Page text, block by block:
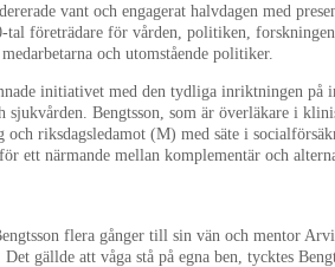
vant och engagerat halvdagen med
företrädare för vården, politiken,
och utomstående politiker.
initiativet med den tydliga inriktningen på
sjukvården. Bengtsson, som är överläkare i
riksdagsledamot (M) med säte i
ett närmande mellan komplementär och
flera gånger till sin vän och mentor
gällde att våga stå på egna ben, tycktes